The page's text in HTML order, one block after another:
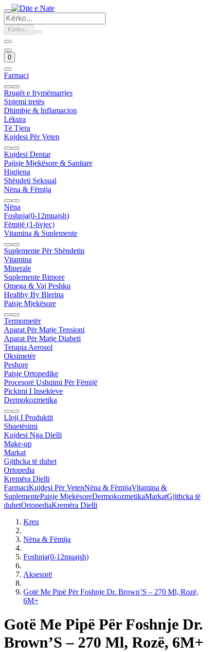
Kërko...
0
Farmaci
Rrugët e frymëmarrjes
Sistemi tretës
Dhimbje & Inflamacion
Lëkura
Të Tjera
Kujdesi Për Veten
Kujdesi Dentar
Pajisje Mjekësore & Sanitare
Higjiena
Shëndeti Seksual
Nëna & Fëmija
Nëna
Foshnja(0-12muajsh)
Fëmijë (1-6vjec)
Vitamina & Suplemente
Suplemente Për Shëndetin
Vitamina
Minerale
Suplemente Bimore
Omega & Vaj Peshku
Healthy By Blerina
Paisje Mjekësore
Termometër
Aparat Për Matje Tensioni
Aparat Për Matje Diabeti
Terapia Aerosol
Oksimetër
Peshore
Paisje Ortopedike
Procesorë Ushqimi Për Fëmijë
Pickimi I Insekteve
Dermokozmetika
Lloji I Produktit
Shqetësimi
Kujdesi Nga Dielli
Make-up
Markat
Gjithcka të duhet
Ortopedia
Kremëra Dielli
FarmaciKujdesi Për VetenNëna & FëmijaVitamina &
SuplementePaisje MjekësoreDermokozmetikaMarkatGjithcka të
duhetOrtopediaKremëra Dielli
Kreu
Nëna & Fëmija
Foshnja(0-12muajsh)
Aksesorë
Gotë Me Pipë Për Foshnje Dr. Brown’S – 270 Ml, Rozë,
6M+
Gotë Me Pipë Për Foshnje Dr.
Brown’S – 270 Ml, Rozë, 6M+